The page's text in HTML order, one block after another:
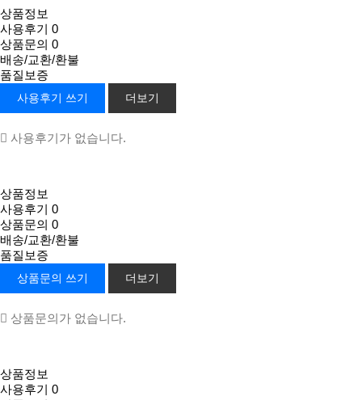
상품정보
사용후기 0
상품문의 0
배송/교환/환불
품질보증
사용후기 쓰기 더보기
사용후기가 없습니다.
상품정보
사용후기 0
상품문의 0
배송/교환/환불
품질보증
상품문의 쓰기 더보기
상품문의가 없습니다.
상품정보
사용후기 0